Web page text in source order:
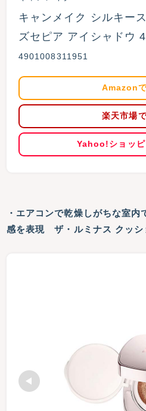
キャンメイク シルキー
ズセピア アイシャドウ
4901008311951
Amazon
楽天市場
Yahoo!ショッピ
・エアコンで乾燥しがちな室
感を表現 ザ・ルミナス クッシ